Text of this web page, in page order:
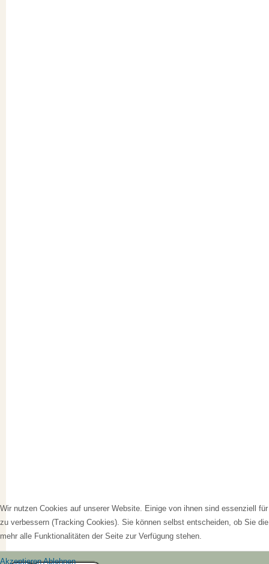
Wir nutzen Cookies auf unserer Website. Einige von ihnen sind essenziell
zu verbessern (Tracking Cookies). Sie können selbst entscheiden, ob Sie
mehr alle Funktionalitäten der Seite zur Verfügung stehen.
Akzeptieren Ablehnen